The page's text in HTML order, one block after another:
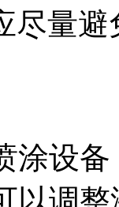
尽量避
涂设